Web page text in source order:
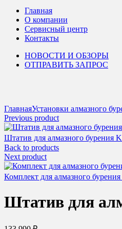
Главная
О компании
Сервисный центр
Контакты
НОВОСТИ И ОБЗОРЫ
ОТПРАВИТЬ ЗАПРОС
ГлавнаяУстановки алмазного
Previous product
Штатив для алмазного бурения
Back to products
Next product
Комплект для алмазного
Штатив для